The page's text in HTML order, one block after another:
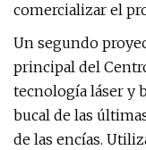
comercializar el
Un segundo
principal del
tecnología láser y
bucal de las
de las encías.